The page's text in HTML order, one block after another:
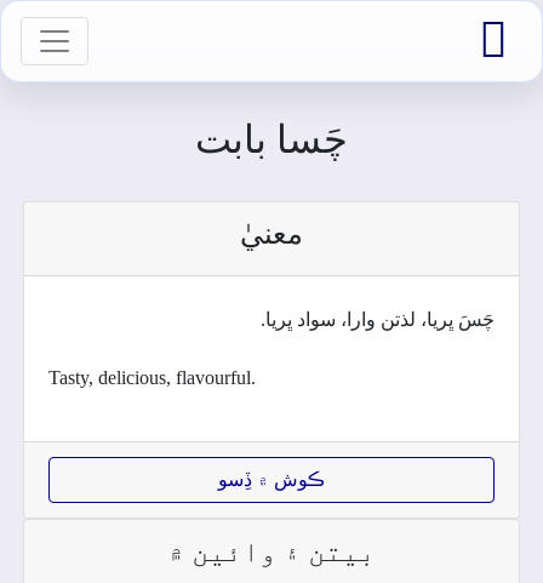

چَسا بابت
معنيٰ
چَسَ ڀريا، لذتن وارا، سواد ڀريا.
Tasty, delicious, flavourful.
ڪوش ۾ ڏِسو
بيتن ۽ وائين ۾